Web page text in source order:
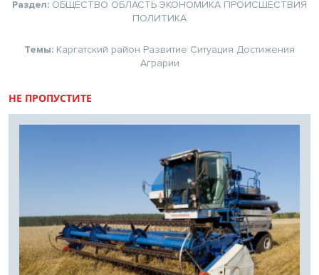
Раздел: ОБЩЕСТВО ОБЛАСТЬ ЭКОНОМИКА ПРОИСШЕСТВИЯ
ПОЛИТИКА
Темы: Каргатский район Развитие Ситуация Достижения
Аграрии
НЕ ПРОПУСТИТЕ